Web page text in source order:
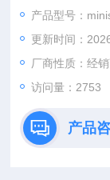
减少内循环体积
降温速度。
产品型号：
更新时间：
厂商性质：经
访问量：2753
产品